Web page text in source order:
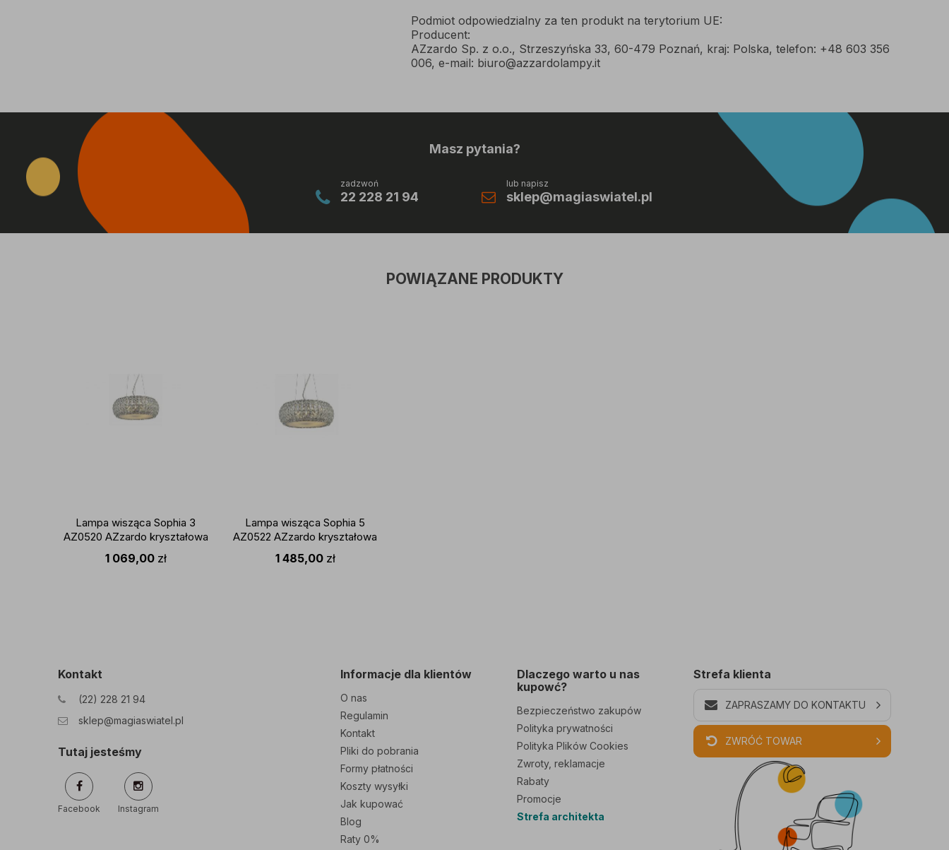
Podmiot odpowiedzialny za ten produkt na terytorium UE:
Producent:
AZzardo Sp. z o.o., Strzeszyńska 33, 60-479 Poznań, kraj: Polska, telefon: +48 603 356
006, e-mail: biuro@azzardolampy.it
Masz pytania?
zadzwoń
22 228 21 94
lub napisz
sklep@magiaswiatel.pl
POWIĄZANE PRODUKTY
Lampa wisząca Sophia 3
AZ0520 AZzardo kryształowa
oprawa w kolorze chromu
1 069,00 zł
Lampa wisząca Sophia 5
AZ0522 AZzardo kryształowa
oprawa w kolorze chromu
1 485,00 zł
Informacje dla klientów
O nas
Regulamin
Kontakt
Pliki do pobrania
Formy płatności
Koszty wysyłki
Jak kupować
Blog
Raty 0%
Dlaczego warto u nas
kupowć?
Bezpieczeństwo zakupów
Polityka prywatności
Polityka Plików Cookies
Zwroty, reklamacje
Rabaty
Promocje
Strefa architekta
Kontakt
(22) 228 21 94
sklep@magiaswiatel.pl
Tutaj jesteśmy
Facebook Instagram
Strefa klienta
ZAPRASZAMY DO KONTAKTU
ZWRÓĆ TOWAR